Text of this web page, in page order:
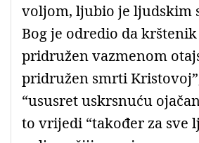
voljom, ljubio je ljudskim
Bog je odredio da
pridružen vazmenom
pridružen smrti
“ususret uskrsnuću
to vrijedi “također za sve